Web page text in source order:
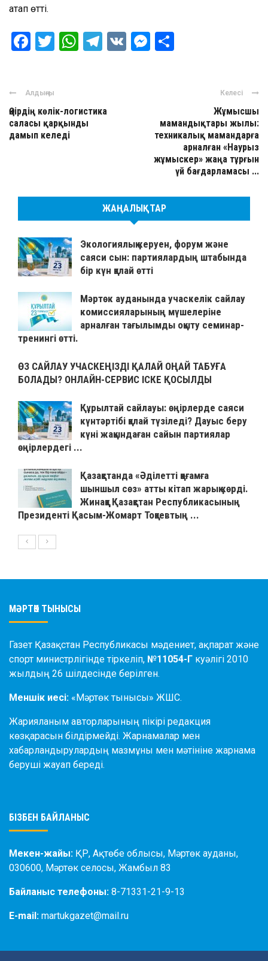
атап өтті.
Facebook
Twitter
WhatsApp
Telegram
VK Messenger
Алдыңғы
Өңірдің көлік-логистика
саласы қарқынды
дамып келеді
Келесі
Жұмысшы
мамандықтары жылы:
техникалық мамандарға
арналған «Наурыз
жұмыскер» жаңа тұрғын
үй бағдарламасы ...
ЖАҢАЛЫҚТАР
Экологиялық керуен, форум және
саяси сын: партиялардың штабында
бір күн қалай өтті
Мәртөк ауданында учаскелік сайлау
комиссияларының мүшелеріне
арналған тағылымды оқыту семинар-
тренингі өтті.
ӨЗ САЙЛАУ УЧАСКЕҢІЗДІ ҚАЛАЙ ОҢАЙ ТАБУҒА
БОЛАДЫ? ОНЛАЙН-СЕРВИС ІСКЕ ҚОСЫЛДЫ
Құрылтай сайлауы: өңірлерде саяси
күнтәртібі қалай түзіледі? Дауыс беру
күні жақындаған сайын партиялар
өңірлердегі ...
Қазақстанда «Әділетті қоғамға
шыншыл сөз» атты кітап жарық көрді.
Жинаққа Қазақстан Республикасының
Президенті Қасым-Жомарт Тоқаевтың ...
МӘРТӨК ТЫНЫСЫ
Газет Қазақстан Республикасы мәдениет, ақпарат және
спорт министрлігінде тіркеліп, №11054-Г куәлігі 2010
жылдың 26 шілдесінде берілген.
Меншік иесі: «Мәртөк тынысы» ЖШС.
Жарияланым авторларының пікірі редакция
көзқарасын білдірмейді. Жарнамалар мен
хабарландырулардың мазмұны мен мәтініне жарнама
беруші жауап береді.
БІЗБЕН БАЙЛАНЫС
Мекен-жайы: ҚР, Ақтөбе облысы, Мәртөк ауданы,
030600, Мәртөк селосы, Жамбыл 83
Байланыс телефоны: 8-71331-21-9-13
E-mail: martukgazet@mail.ru